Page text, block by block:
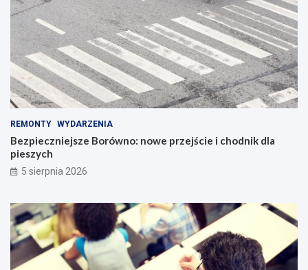
REMONTY WYDARZENIA
Bezpieczniejsze Borówno: nowe przejście i chodnik dla
pieszych
5 sierpnia 2026